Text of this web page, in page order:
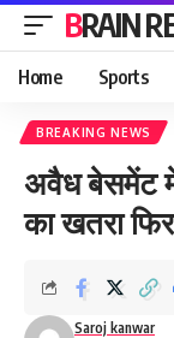
BRAIN
Home Sports
BREAKING NEWS
अवैध बेसमेंट में
का खतरा
Saroj kanwar